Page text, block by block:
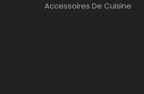
Accessoires De Cuisine